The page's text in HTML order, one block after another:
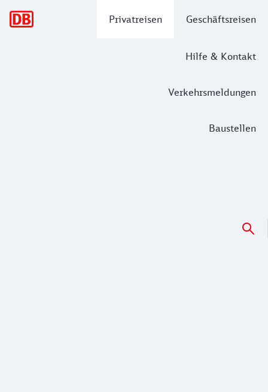
Privatreisen Geschäftsreisen
Hilfe & Kontakt
Verkehrsmeldungen
Baustellen